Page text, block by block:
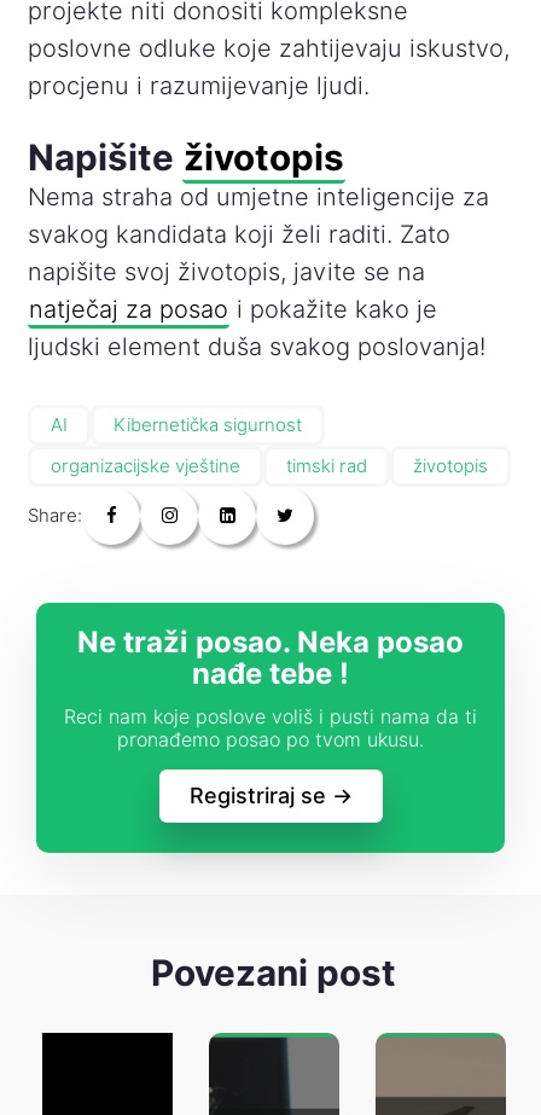
projekte niti donositi kompleksne
poslovne odluke koje zahtijevaju iskustvo,
procjenu i razumijevanje ljudi.
Napišite životopis
Nema straha od umjetne inteligencije za
svakog kandidata koji želi raditi. Zato
napišite svoj životopis, javite se na
natječaj za posao i pokažite kako je
ljudski element duša svakog poslovanja!
AI
Kibernetička sigurnost
organizacijske vještine
timski rad životopis
Share:
Ne traži posao. Neka posao
nađe tebe !
Reci nam koje poslove voliš i pusti nama da ti
pronađemo posao po tvom ukusu.
Registriraj se ->
Povezani post